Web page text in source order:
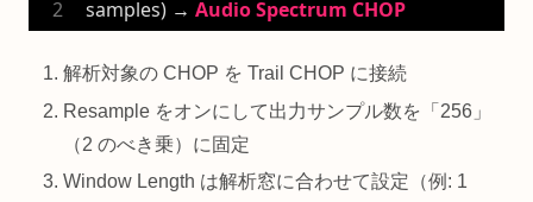
samples) → AudioSpectrum CHOP
解析対象の CHOP を Trail CHOP に接続
Resample をオンにして出力サンプル数を「256」
（2 のべき乗）に固定
Window Length は解析窓に合わせて設定（例: 1